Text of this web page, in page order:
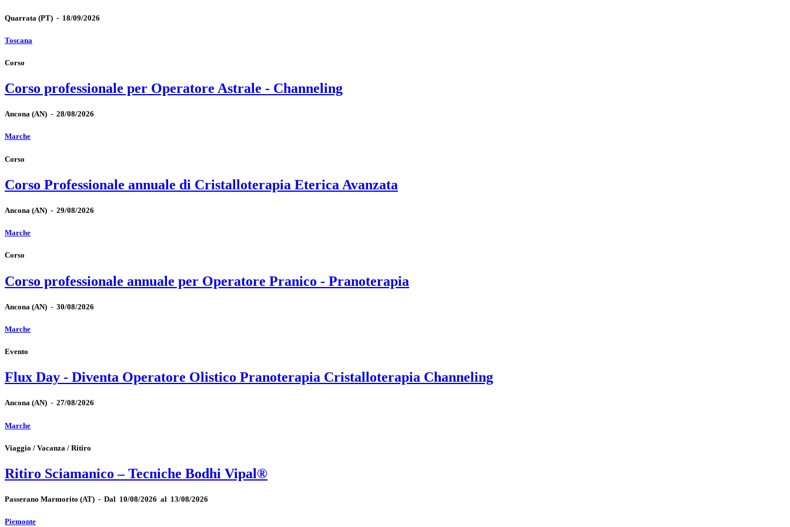
Quarrata (PT) - 18/09/2026
Toscana
Corso
Corso professionale per Operatore Astrale - Channeling
Ancona (AN) - 28/08/2026
Marche
Corso
Corso Professionale annuale di Cristalloterapia Eterica Avanzata
Ancona (AN) - 29/08/2026
Marche
Corso
Corso professionale annuale per Operatore Pranico - Pranoterapia
Ancona (AN) - 30/08/2026
Marche
Evento
Flux Day - Diventa Operatore Olistico Pranoterapia Cristalloterapia Channeling
Ancona (AN) - 27/08/2026
Marche
Viaggio / Vacanza / Ritiro
Ritiro Sciamanico – Tecniche Bodhi Vipal®
Passerano Marmorito (AT) - Dal 10/08/2026 al 13/08/2026
Piemonte